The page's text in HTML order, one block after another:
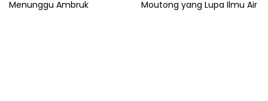
Menunggu Ambruk
Moutong yang Lupa Ilmu Air